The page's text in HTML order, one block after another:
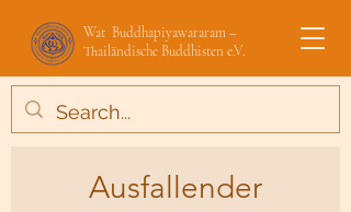
Wat Buddhapiyawararam –
Thailändische Buddhisten e.V.
Ausfallender